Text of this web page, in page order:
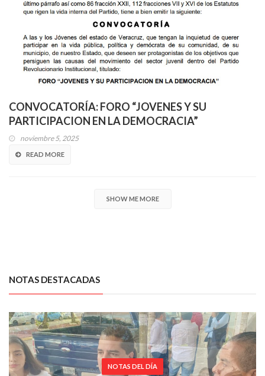
CONVOCATORÍA: FORO “JOVENES Y SU
PARTICIPACION EN LA DEMOCRACIA”
noviembre 5, 2025
READ MORE
SHOW ME MORE
NOTAS DESTACADAS
NOTAS DEL DÍA